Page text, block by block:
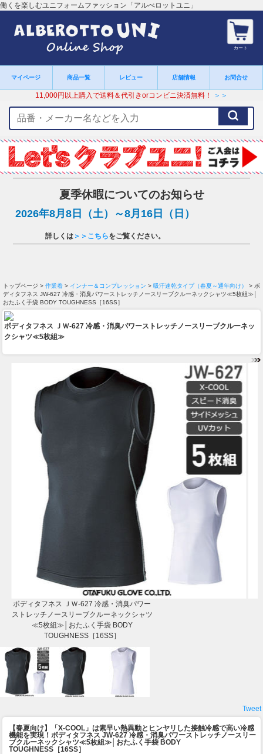
働くを楽しむユニフォームファッション「アルべロットユニ」
カート
マイページ 商品一覧 レビュー 店舗情報 お問合せ
11,000円以上購入で送料＆代引きorコンビニ決済無料！ ＞＞
ー
ワ
ー
ド
夏季休暇についてのお知らせ
2026年8月8日（土）～8月16日（日）
詳しくは ＞＞こちらをご覧ください。
トップページ > 作業着 > インナー＆コンプレッション > 吸汗速乾タイプ（春夏～通年向け）
> ボ
ディタフネス JW-627 冷感・消臭パワーストレッチノースリーブクルーネックシャツ≪5枚組≫│
おたふく手袋 BODY TOUGHNESS［16SS］
ボディタフネス ＪＷ-627 冷感・消臭パワーストレッチノースリーブクルーネッ
クシャツ≪5枚組≫
ボディタフネス ＪＷ-627 冷感・消臭パワー
ストレッチノースリーブクルーネックシャツ
≪5枚組≫│おたふく手袋 BODY
TOUGHNESS［16SS］
Tweet
【春夏向け】「X-COOL」は素早い熱異動とヒンヤリした接触冷感で高い冷感
機能を実現！ ボディタフネス JW-627 冷感・消臭パワーストレッチノースリー
ブクルーネックシャツ≪5枚組≫│おたふく手袋 BODY
TOUGHNESS［16SS］